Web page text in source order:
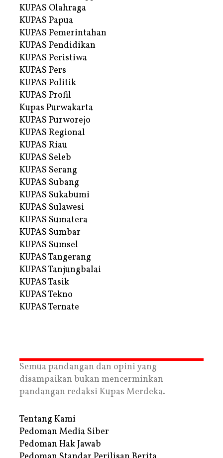
KUPAS Olahraga
KUPAS Papua
KUPAS Pemerintahan
KUPAS Pendidikan
KUPAS Peristiwa
KUPAS Pers
KUPAS Politik
KUPAS Profil
Kupas Purwakarta
KUPAS Purworejo
KUPAS Regional
KUPAS Riau
KUPAS Seleb
KUPAS Serang
KUPAS Subang
KUPAS Sukabumi
KUPAS Sulawesi
KUPAS Sumatera
KUPAS Sumbar
KUPAS Sumsel
KUPAS Tangerang
KUPAS Tanjungbalai
KUPAS Tasik
KUPAS Tekno
KUPAS Ternate
Semua pandangan dan opini yang
disampaikan bukan mencerminkan
pandangan redaksi Kupas Merdeka.
Tentang Kami
Pedoman Media Siber
Pedoman Hak Jawab